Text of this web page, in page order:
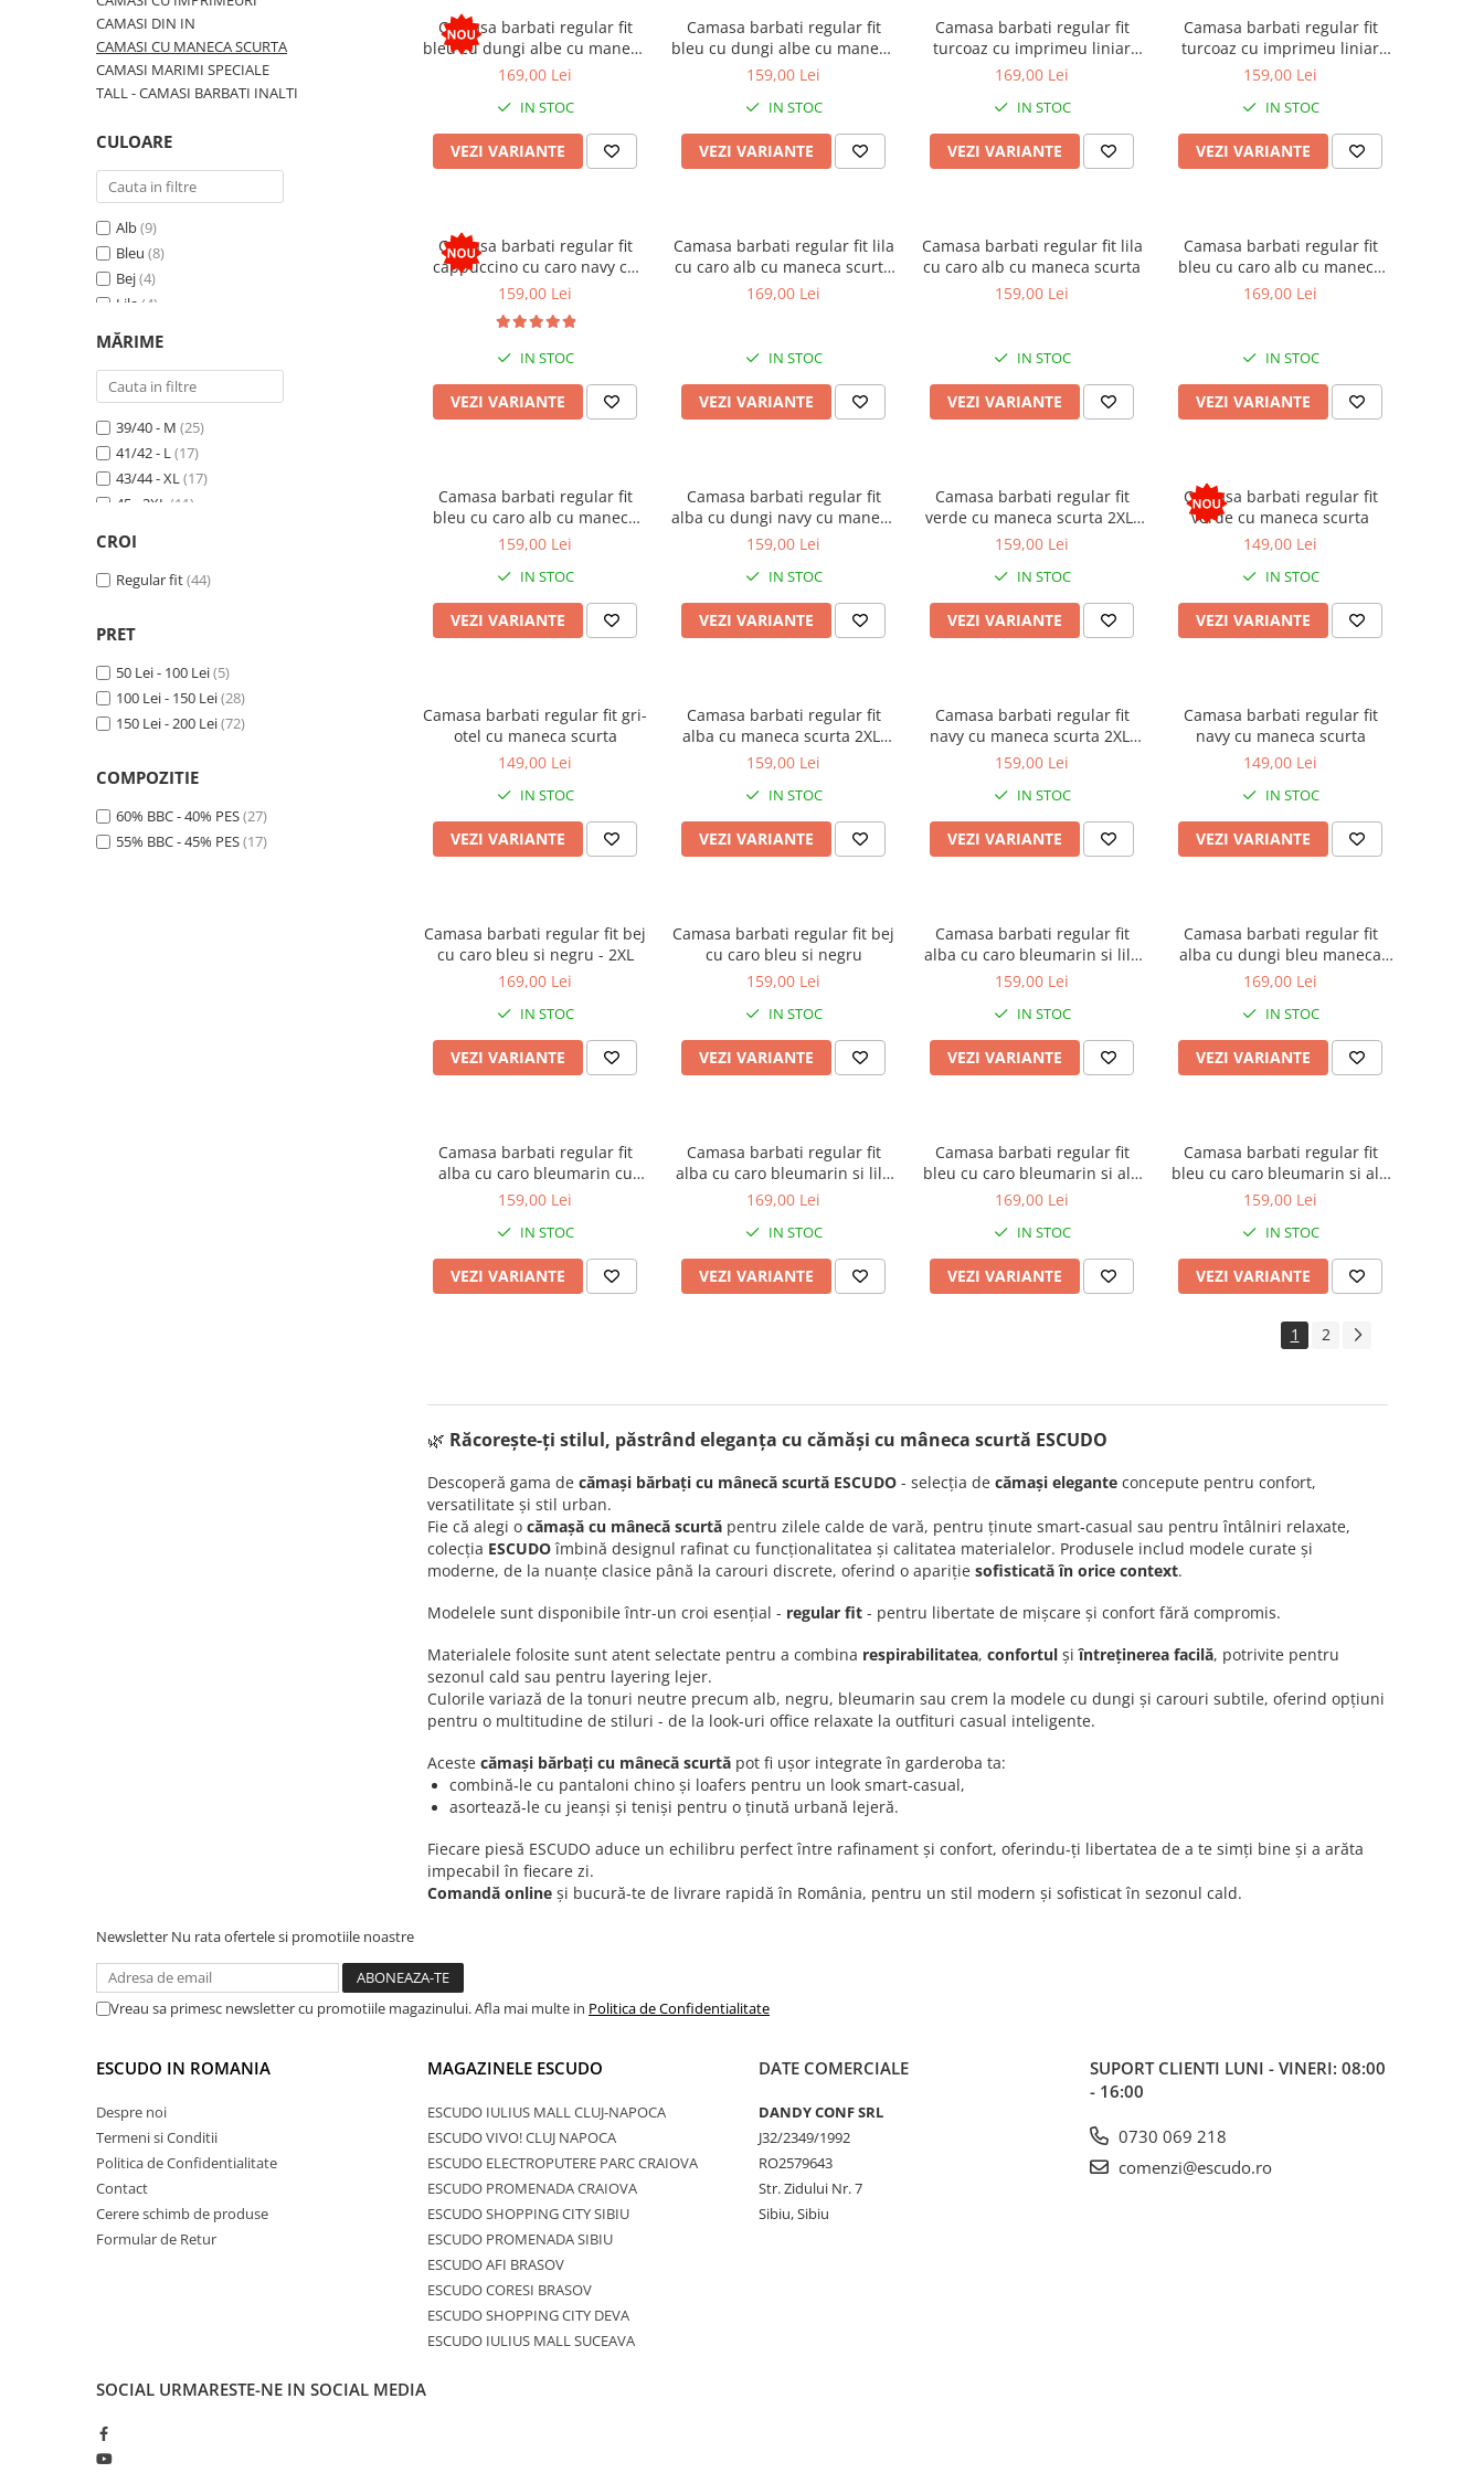
CAMASI DIN IN
CAMASI CU MANECA SCURTA
CAMASI MARIMI SPECIALE
TALL - CAMASI BARBATI INALTI
CULOARE
Alb(9)
Bleu (8)
Bej(4)
Lila (4)
Navy
Turcoaz
Negru (2)
Mov(2)
Verde (2)
Crem (2)
Albastru(2)
Roz-pal (1)
Cappuccino
Visiniu(1)
MĂRIME
39/40 - M (25)
41/42 - L(17)
43/44 - XL(17)
45 - 2XL (11)
45/46 - 2XL
48 - 3XL (13)
CROI
Regular fit(44)
PRET
50 Lei - 100 Lei(5)
100 Lei - 150 Lei(28)
150 Lei - 200 Lei(72)
COMPOZITIE
60% BBC - 40% PES(27)
55% BBC - 45% PES(17)
Camasa barbati regular fit
bleu cu dungi albe cu maneca
scurta - 2XL-3XL
169,00 Lei
IN STOC
VEZI VARIANTE
Camasa barbati regular fit
bleu cu dungi albe cu maneca
scurta
159,00 Lei
IN STOC
VEZI VARIANTE
Camasa barbati regular fit
turcoaz cu imprimeu liniar
bleumarin cu maneca scurta
169,00 Lei
IN STOC
VEZI VARIANTE
Camasa barbati regular fit
turcoaz cu imprimeu liniar
bleumarin cu maneca scurta
159,00 Lei
IN STOC
VEZI VARIANTE
Camasa barbati regular fit
cappuccino cu caro navy cu
maneca scurta
159,00 Lei
IN STOC
VEZI VARIANTE
Camasa barbati regular fit lila
cu caro alb cu maneca scurta
2XL-3XL
169,00 Lei
IN STOC
VEZI VARIANTE
Camasa barbati regular fit lila
cu caro alb cu maneca scurta
159,00 Lei
IN STOC
VEZI VARIANTE
Camasa barbati regular fit
bleu cu caro alb cu maneca
scurta 2XL-3XL
169,00 Lei
IN STOC
VEZI VARIANTE
Camasa barbati regular fit
bleu cu caro alb cu maneca
scurta
159,00 Lei
IN STOC
VEZI VARIANTE
Camasa barbati regular fit
alba cu dungi navy cu maneca
scurta
159,00 Lei
IN STOC
VEZI VARIANTE
Camasa barbati regular fit
verde cu maneca scurta 2XL-
3XL
159,00 Lei
IN STOC
VEZI VARIANTE
Camasa barbati regular fit
verde cu maneca scurta
149,00 Lei
IN STOC
VEZI VARIANTE
Camasa barbati regular fit gri-
otel cu maneca scurta
149,00 Lei
IN STOC
VEZI VARIANTE
Camasa barbati regular fit
alba cu maneca scurta 2XL-
4XL
159,00 Lei
IN STOC
VEZI VARIANTE
Camasa barbati regular fit
navy cu maneca scurta 2XL-
3XL
159,00 Lei
IN STOC
VEZI VARIANTE
Camasa barbati regular fit
navy cu maneca scurta
149,00 Lei
IN STOC
VEZI VARIANTE
Camasa barbati regular fit bej
cu caro bleu si negru - 2XL
169,00 Lei
IN STOC
VEZI VARIANTE
Camasa barbati regular fit bej
cu caro bleu si negru
159,00 Lei
IN STOC
VEZI VARIANTE
Camasa barbati regular fit
alba cu caro bleumarin si lila
cu maneca scurta
159,00 Lei
IN STOC
VEZI VARIANTE
Camasa barbati regular fit
alba cu dungi bleu maneca
scurta - 2XL
169,00 Lei
IN STOC
VEZI VARIANTE
Camasa barbati regular fit
alba cu caro bleumarin cu
maneca scurta
159,00 Lei
IN STOC
VEZI VARIANTE
Camasa barbati regular fit
alba cu caro bleumarin si lila
cu maneca scurta - 2XL-3XL
169,00 Lei
IN STOC
VEZI VARIANTE
Camasa barbati regular fit
bleu cu caro bleumarin si alb
cu maneca scurta - 2XL-3XL
169,00 Lei
IN STOC
VEZI VARIANTE
Camasa barbati regular fit
bleu cu caro bleumarin si alb
cu maneca scurta
159,00 Lei
IN STOC
VEZI VARIANTE
1 2
🌿 Răcorește-ți stilul, păstrând eleganța cu cămăși cu mâneca scurtă ESCUDO
Descoperă gama de cămași bărbați cu mânecă scurtă ESCUDO - selecția de cămași elegante concepute pentru confort,
versatilitate și stil urban.
Fie că alegi o cămașă cu mânecă scurtă pentru zilele calde de vară, pentru ținute smart‑casual sau pentru întâlniri relaxate,
colecția ESCUDOîmbină designul rafinat cu funcționalitatea și calitatea materialelor. Produsele includ modele curate și
moderne, de la nuanțe clasice până la carouri discrete, oferind o apariție sofisticată în orice context.
Modelele sunt disponibile într-un croi esențial - regular fit - pentru libertate de mișcare și confort fără compromis.
Materialele folosite sunt atent selectate pentru a combina respirabilitatea, confortul șiîntreținerea facilă, potrivite pentru
sezonul cald sau pentru layering lejer.
Culorile variază de la tonuri neutre precum alb, negru, bleumarin sau crem la modele cu dungi și carouri subtile, oferind opțiuni
pentru o multitudine de stiluri - de la look‑uri office relaxate la outfituri casual inteligente.
Aceste cămași bărbați cu mânecă scurtă pot fi ușor integrate în garderoba ta:
combină‑le cu pantaloni chino și loafers pentru un look smart‑casual,
asortează‑le cu jeanși și teniși pentru o ținută urbană lejeră.
Fiecare piesă ESCUDO aduce un echilibru perfect între rafinament și confort, oferindu‑ți libertatea de a te simți bine și a arăta
impecabil în fiecare zi.
Comandă online și bucură‑te de livrare rapidă în România, pentru un stil modern și sofisticat în sezonul cald.
Newsletter Nu rata ofertele si promotiile noastre
Vreau sa primesc newsletter cu promotiile magazinului. Afla mai multe in Politica de Confidentialitate
ESCUDO IN ROMANIA
Despre noi
Termeni si Conditii
Politica de Confidentialitate
Contact
Cerere schimb de produse
Formular de Retur
MAGAZINELE ESCUDO
ESCUDO IULIUS MALL CLUJ-NAPOCA
ESCUDO VIVO! CLUJ NAPOCA
ESCUDO ELECTROPUTERE PARC CRAIOVA
ESCUDO PROMENADA CRAIOVA
ESCUDO SHOPPING CITY SIBIU
ESCUDO PROMENADA SIBIU
ESCUDO AFI BRASOV
ESCUDO CORESI BRASOV
ESCUDO SHOPPING CITY DEVA
ESCUDO IULIUS MALL SUCEAVA
DATE COMERCIALE
DANDY CONF SRL
J32/2349/1992
RO2579643
Str. Zidului Nr. 7
Sibiu, Sibiu
SUPORT CLIENTI LUNI - VINERI: 08:00
- 16:00
0730 069 218
comenzi@escudo.ro
SOCIAL URMARESTE-NE IN SOCIAL MEDIA